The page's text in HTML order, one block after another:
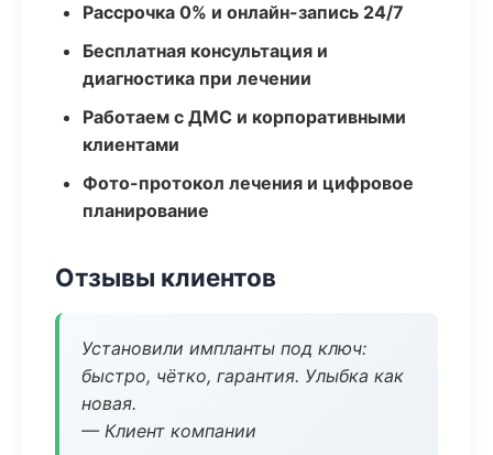
Рассрочка 0% и онлайн-запись 24/7
Бесплатная консультация и
диагностика при лечении
Работаем с ДМС и корпоративными
клиентами
Фото-протокол лечения и цифровое
планирование
Отзывы клиентов
Установили импланты под ключ:
быстро, чётко, гарантия. Улыбка как
новая.
— Клиент компании